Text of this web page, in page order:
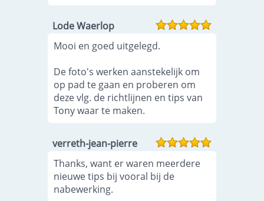
Lode Waerlop
Mooi en goed uitgelegd.
De foto's werken aanstekelijk om
op pad te gaan en proberen om
deze vlg. de richtlijnen en tips van
Tony waar te maken.
verreth-jean-pierre
Thanks, want er waren meerdere
nieuwe tips bij vooral bij de
nabewerking.